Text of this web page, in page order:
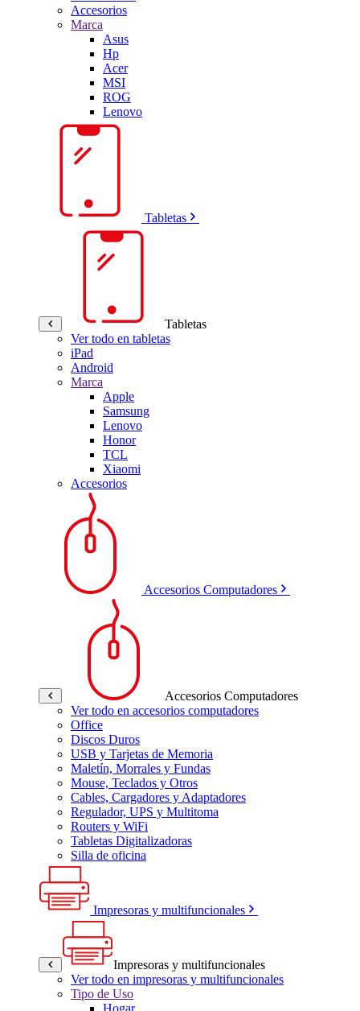
Accesorios
Marca
Asus
Hp
Acer
MSI
ROG
Lenovo
Tabletas
Tabletas
Ver todo en tabletas
iPad
Android
Marca
Apple
Samsung
Lenovo
Honor
TCL
Xiaomi
Accesorios
Accesorios Computadores
Accesorios Computadores
Ver todo en accesorios computadores
Office
Discos Duros
USB y Tarjetas de Memoria
Maletín, Morrales y Fundas
Mouse, Teclados y Otros
Cables, Cargadores y Adaptadores
Regulador, UPS y Multitoma
Routers y WiFi
Tabletas Digitalizadoras
Silla de oficina
Impresoras y multifuncionales
Impresoras y multifuncionales
Ver todo en impresoras y multifuncionales
Tipo de Uso
Hogar